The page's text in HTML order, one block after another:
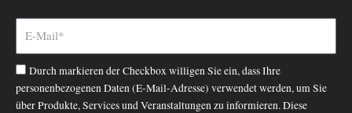
o
-
f
Durch markieren der Checkbox willigen Sie ein, dass Ihre
personenbezogenen Daten (E-Mail-Adresse) verwendet werden, um Sie
über Produkte, Services und Veranstaltungen zu informieren. Diese